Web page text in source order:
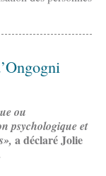
ou
psychologique et
a déclaré Jolie